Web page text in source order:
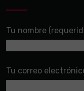
Tu nombre
Tu correo